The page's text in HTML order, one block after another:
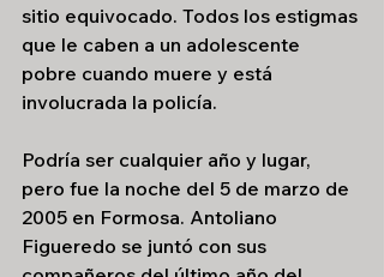
sitio equivocado. Todos los estigmas
que le caben a un adolescente
pobre cuando muere y está
involucrada la policía.
Podría ser cualquier año y lugar,
pero fue la noche del 5 de marzo de
2005 en Formosa. Antoliano
Figueredo se juntó con sus